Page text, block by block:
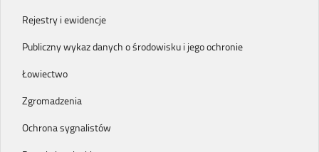
Rejestry i ewidencje
Publiczny wykaz danych o środowisku i jego ochronie
Łowiectwo
Zgromadzenia
Ochrona sygnalistów